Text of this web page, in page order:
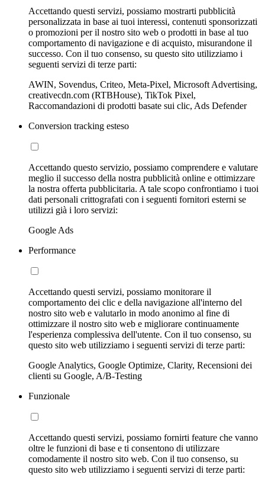
Accettando questi servizi, possiamo mostrarti pubblicità
personalizzata in base ai tuoi interessi, contenuti sponsorizzati
o promozioni per il nostro sito web o prodotti in base al tuo
comportamento di navigazione e di acquisto, misurandone il
successo. Con il tuo consenso, su questo sito utilizziamo i
seguenti servizi di terze parti:
AWIN, Sovendus, Criteo, Meta-Pixel, Microsoft Advertising,
creativecdn.com (RTBHouse), TikTok Pixel,
Raccomandazioni di prodotti basate sui clic, Ads Defender
Conversion tracking esteso
Accettando questo servizio, possiamo comprendere e valutare
meglio il successo della nostra pubblicità online e ottimizzare
la nostra offerta pubblicitaria. A tale scopo confrontiamo i tuoi
dati personali crittografati con i seguenti fornitori esterni se
utilizzi già i loro servizi:
Google Ads
Performance
Accettando questi servizi, possiamo monitorare il
comportamento dei clic e della navigazione all'interno del
nostro sito web e valutarlo in modo anonimo al fine di
ottimizzare il nostro sito web e migliorare continuamente
l'esperienza complessiva dell'utente. Con il tuo consenso, su
questo sito web utilizziamo i seguenti servizi di terze parti:
Google Analytics, Google Optimize, Clarity, Recensioni dei
clienti su Google, A/B-Testing
Funzionale
Accettando questi servizi, possiamo fornirti feature che vanno
oltre le funzioni di base e ti consentono di utilizzare
comodamente il nostro sito web. Con il tuo consenso, su
questo sito web utilizziamo i seguenti servizi di terze parti: